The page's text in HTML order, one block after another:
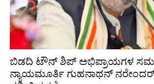
ಬಿಡದಿ ಟೌನ್ ಶಿಪ್ ಅಭಿಪ್ರಾಯಗಳ
ನ್ಯಾಯಮೂರ್ತಿ ಗುಹನಾಥನ್ ನರೇಂದರ್